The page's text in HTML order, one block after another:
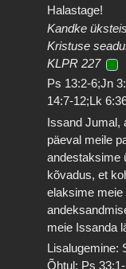
Halastage!
Kandke
Kristuse
KLPR 227
Ps 13:2-6;Jn
14:7-12;Lk
Issand Jumal,
päeval meile
andestaksime
kõvadus, et
elaksime meie
meie Issanda
Lisalugemine:
Õhtul: Ps